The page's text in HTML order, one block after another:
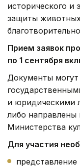
исторического и
защиты
Прием заявок
по 1 сентября
Документы
и юридическими
либо направлены
Министерства
Для участия